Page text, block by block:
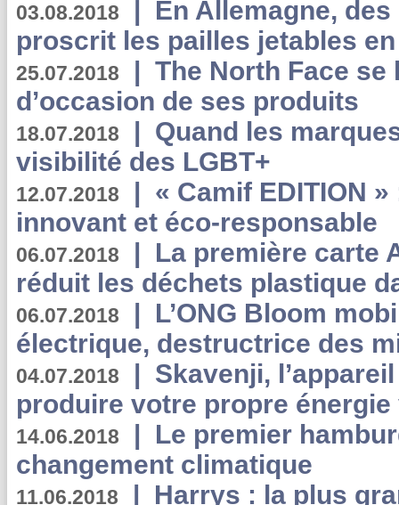
03.08.2018 | En Allemagne,
proscrit les pailles jetables
25.07.2018 | The North Face se
d’occasion de ses produits
18.07.2018 | Quand les
visibilité des LGBT+
12.07.2018 | « Camif EDITION
innovant et éco-responsable
06.07.2018 | La première carte
réduit les déchets plastique
06.07.2018 | L’ONG Bloom
électrique, destructrice des
04.07.2018 | Skavenji,
produire votre propre
14.06.2018 | Le premier
changement climatique
11.06.2018 | Harrys : la plus